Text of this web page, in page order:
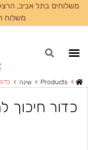
משלוחים בתל אביב,
משלוח
Products שינה